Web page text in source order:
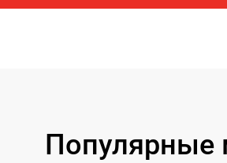
Популярные